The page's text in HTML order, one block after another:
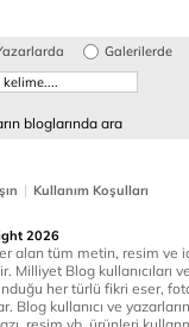
Galerilerde
bloglarında ara
| Kullanım Koşulları
2026
alan tüm metin, resim ve
Milliyet Blog kullanıcıları
her türlü fikri eser,
Blog kullanıcı ve